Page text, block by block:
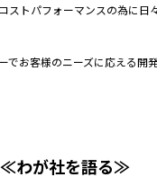
ストパフォーマンスの為に日
でお客様のニーズに応える開
≪わが社を語る≫